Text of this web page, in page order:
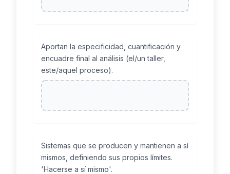
Aportan la especificidad, cuantificación y
encuadre final al análisis (el/un taller,
este/aquel proceso).
Sistemas que se producen y mantienen a sí
mismos, definiendo sus propios límites.
'Hacerse a sí mismo'.